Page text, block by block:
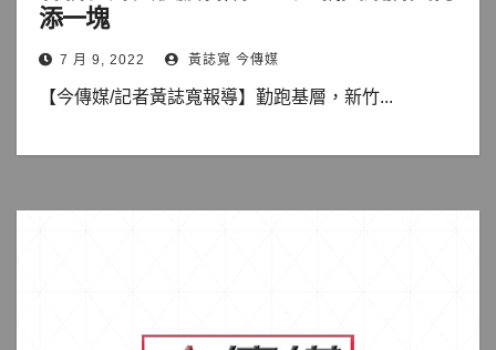
添一塊
7 月 9, 2022 黃誌寬 今傳媒
【今傳媒/記者黃誌寬報導】勤跑基層，新竹...